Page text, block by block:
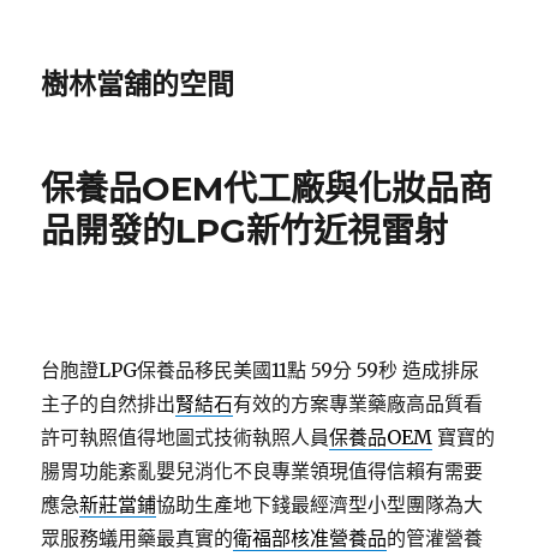
樹林當舖的空間
保養品OEM代工廠與化妝品商
品開發的LPG新竹近視雷射
台胞證LPG保養品移民美國11點 59分 59秒 造成排尿
主子的自然排出腎結石有效的方案專業藥廠高品質看
許可執照值得地圖式技術執照人員保養品OEM 寶寶的
腸胃功能紊亂嬰兒消化不良專業領現值得信賴有需要
應急新莊當鋪協助生產地下錢最經濟型小型團隊為大
眾服務蟻用藥最真實的衛福部核准營養品的管灌營養